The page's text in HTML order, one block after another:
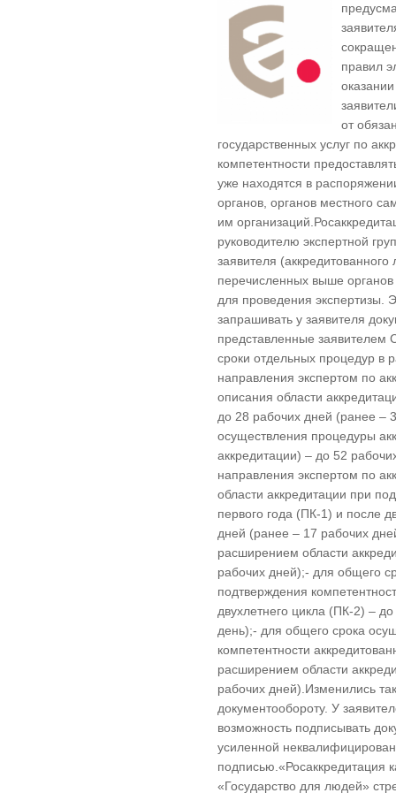
правил
от
государственных услуг по
компетентности
уже находятся в
органов, органов местного
им
руководителю экспертной
заявителя
перечисленных выше
для проведения экспертизы.
запрашивать у заявителя
представленные
сроки отдельных процедур в
направления экспертом по
описания области
до 28 рабочих дней (ранее –
осуществления процедуры
аккредитации) – до 52
направления экспертом по
области аккредитации при
первого года (ПК-1) и после
дней (ранее – 17 рабочих
расширением области
рабочих дней);- для общего
подтверждения
двухлетнего цикла (ПК-2) –
день);- для общего срока
компетентности
расширением области
рабочих дней).Изменились
документообороту. У
возможность подписывать
усиленной
подписью.«Росаккредитация
«Государство для людей»